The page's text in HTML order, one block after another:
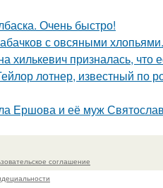
Очень быстро!
с овсяными хлопьями.
хилькевич призналась,
лотнер, известный по
Ершова и её муж
соглашение